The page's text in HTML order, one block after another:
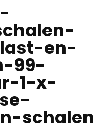
en-
99-
1-x-
schalen